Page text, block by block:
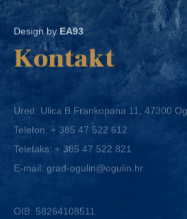
Design by EA93
Kontakt
Ured: Ulica B.Frankopana 11, 47300
Telefon:+ 385 47 522 612
Telefaks: + 385 47 522 821
E-mail:grad-ogulin@ogulin.hr
IBAN: HR1424020061829700009